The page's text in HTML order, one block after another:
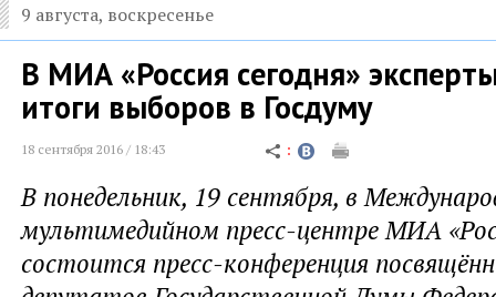
9 августа, воскресенье
В МИА «Россия сегодня»
итоги выборов в Госдуму
18 сентября 2016 / 18:43
В понедельник, 19 сентября, в
мультимедийном пресс-центре МИА
состоится пресс-конференция